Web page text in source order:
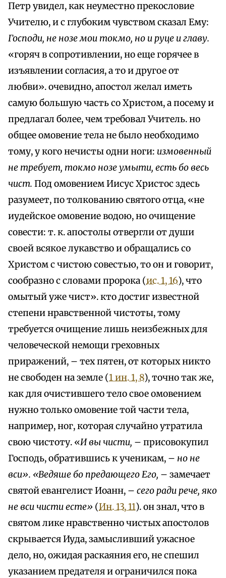
Петр увидел, как неуместно прекословие
Учителю, и с глубоким чувством сказал Ему:
Господи, не нозе мои токмо, но и руце и главу.
«горяч в сопротивлении, но еще горячее в
изъявлении согласия, а то и другое от
любви». очевидно, апостол желал иметь
самую большую часть со Христом, а посему и
предлагал более, чем требовал Учитель. но
общее омовение тела не было необходимо
тому, у кого нечисты одни ноги: измовенный
не требует, токмо нозе умыти, есть бо весь
чист. Под омовением Иисус Христос здесь
разумеет, по толкованию святого отца, «не
иудейское омовение водою, но очищение
совести: т. к. апостолы отвергли от души
своей всякое лукавство и обращались со
Христом с чистою совестью, то он и говорит,
сообразно с словами пророка (ис. 1, 16), что
омытый уже чист». кто достиг известной
степени нравственной чистоты, тому
требуется очищение лишь неизбежных для
человеческой немощи греховных
приражений, – тех пятен, от которых никто
не свободен на земле (1 ин. 1, 8), точно так же,
как для очистившего тело свое омовением
нужно только омовение той части тела,
например, ног, которая случайно утратила
свою чистоту. «И вы чисти, – присовокупил
Господь, обратившись к ученикам, – но не
вcu». «Bедяше бо предающего Его, – замечает
святой евангелист Иоанн, – сего ради рече, яко
не вcu чисти есте» (Ин. 13, 11). он знал, что в
святом лике нравственно чистых апостолов
скрывается Иуда, замысливший ужасное
дело, но, ожидая раскаяния его, не спешил
указанием предателя и ограничился пока